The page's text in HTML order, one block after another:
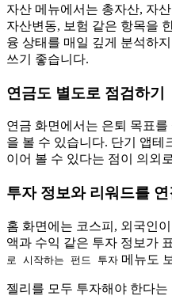
자산 메뉴에서는 총자산, 자
자산변동, 보험 같은 항목을
융 상태를 매일 깊게 분석하
쓰기 좋습니다.
연금도 별도로 점검하기
연금 화면에서는 은퇴 목표
을 볼 수 있습니다. 단기 앱테
이어 볼 수 있다는 점이 의외
투자 정보와 리워드를 연
홈 화면에는 코스피, 외국인
액과 수익 같은 투자 정보가
로 시작하는 펀드 투자 메뉴도
젤리를 모두 투자해야 한다